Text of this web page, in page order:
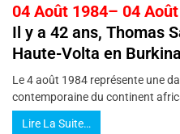
04 Août 1984– 04
Il y a 42 ans, Thomas
Haute-Volta en
Le 4 août 1984 représente une
contemporaine du continent
Lire La Suite…